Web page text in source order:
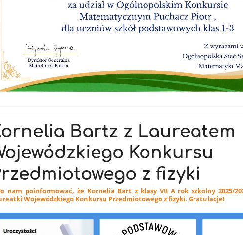
Bartz z Laureatem
Konkursu
z fizyki
nam poinformować, że Kornelia Bart z klasy VII A rok szkolny 2025/
Wojewódzkiego Konkursu Przedmiotowego z fizyki. Gratulacje!